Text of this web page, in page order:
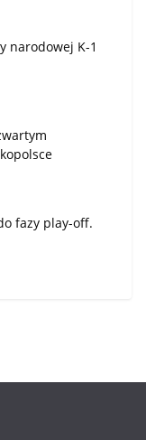
narodowej K-1
fazy play-off.